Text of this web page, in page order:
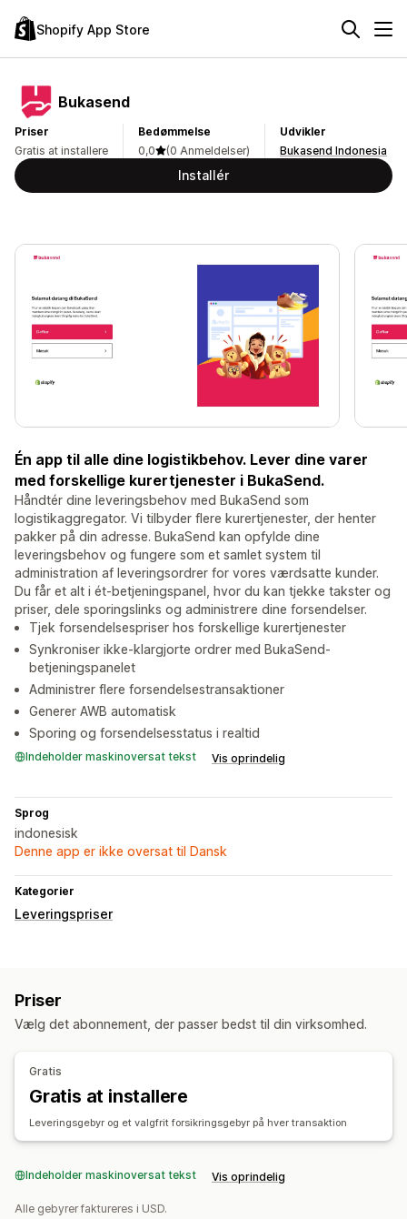
Shopify App Store
Bukasend
Priser
Gratis at installere
Bedømmelse
0,0
(0 Anmeldelser)
Udvikler
Bukasend Indonesia
Installér
Én app til alle dine logistikbehov. Lever dine varer
med forskellige kurertjenester i BukaSend.
Håndtér dine leveringsbehov med BukaSend som
logistikaggregator. Vi tilbyder flere kurertjenester, der henter
pakker på din adresse. BukaSend kan opfylde dine
leveringsbehov og fungere som et samlet system til
administration af leveringsordrer for vores værdsatte kunder.
Du får et alt i ét-betjeningspanel, hvor du kan tjekke takster og
priser, dele sporingslinks og administrere dine forsendelser.
Tjek forsendelsespriser hos forskellige kurertjenester
Synkroniser ikke-klargjorte ordrer med BukaSend-
betjeningspanelet
Administrer flere forsendelsestransaktioner
Generer AWB automatisk
Sporing og forsendelsesstatus i realtid
Indeholder maskinoversat tekst Vis oprindelig
Sprog
indonesisk
Denne app er ikke oversat til Dansk
Kategorier
Leveringspriser
Priser
Vælg det abonnement, der passer bedst til din virksomhed.
Gratis
Gratis at installere
Leveringsgebyr og et valgfrit forsikringsgebyr på hver transaktion
Indeholder maskinoversat tekst Vis oprindelig
Alle gebyrer faktureres i USD.